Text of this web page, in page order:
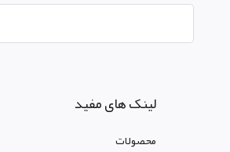
لینک های مفید
محصولات